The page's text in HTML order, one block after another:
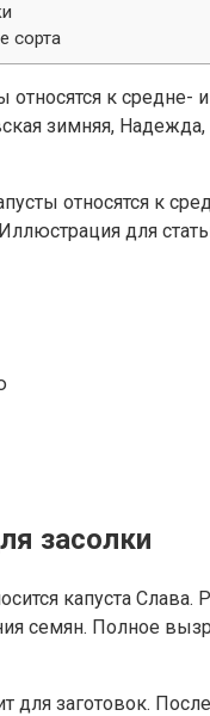
сорта
относятся к
зимняя, Надежда,
относятся к
для
засолки
капуста
семян. Полное
для заготовок.